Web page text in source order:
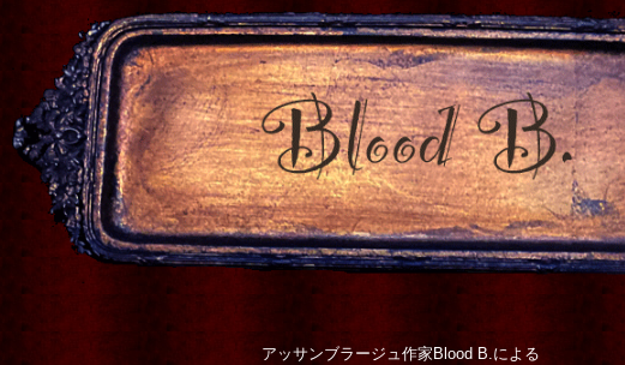
アッサンブラージュ作家Blood B.による